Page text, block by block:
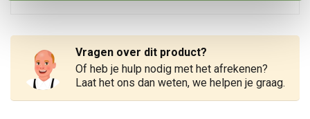
Vragen over dit product?
Of heb je hulp nodig met het afrekenen?
Laat het ons dan weten, we helpen je graag.